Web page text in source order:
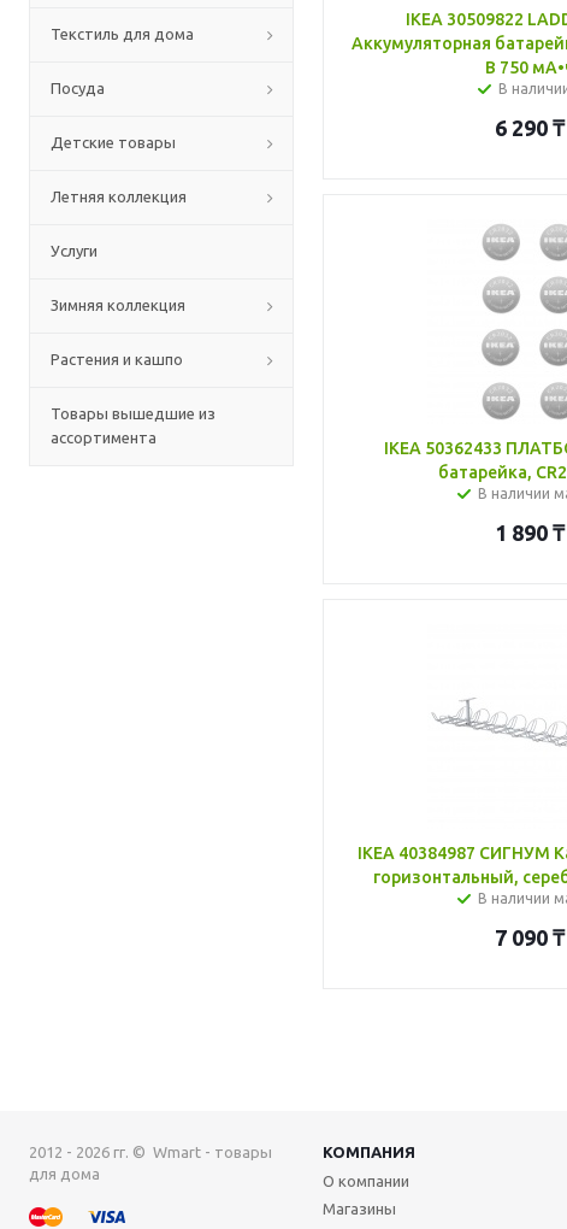
Текстиль для дома
Посуда
Детские товары
Летняя коллекция
Услуги
Зимняя коллекция
Растения и кашпо
Товары вышедшие из
ассортимента
IKEA 30509822
Аккумуляторная
В 750
В
6 290₸
IKEA 50362433
батарейка,
В наличии
1 890₸
IKEA 40384987 СИГНУМ
горизонтальный,
В наличии
7 090₸
2012 - 2026 гг. © Wmart - товары
для дома
КОМПАНИЯ
О компании
Магазины